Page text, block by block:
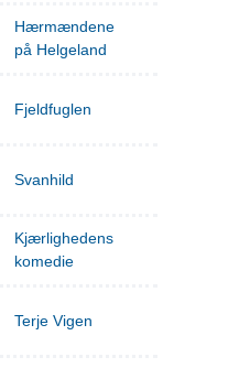
Hærmændene
på Helgeland
Fjeldfuglen
Svanhild
Kjærlighedens
komedie
Terje Vigen